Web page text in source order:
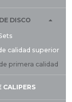
DISCO
calidad superior
primera calidad
CALIPERS